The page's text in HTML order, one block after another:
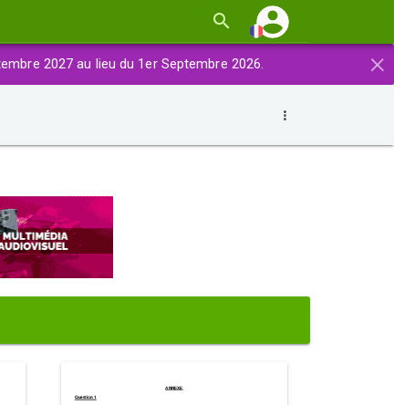
×
2027 au lieu du 1er Septembre 2026.